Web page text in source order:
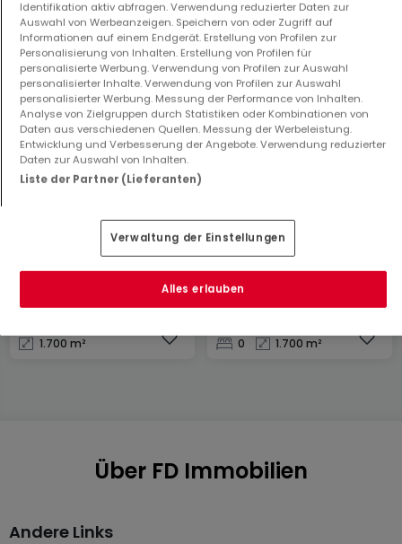
Haus
Traben-Trarbach
350.000 €
6 277 m²
Haus
Starkenburg
220.000 €
4 190,26 m²
Gewerbe
1.700 m²
Haus
Traben-Trarbach
0 1.700 m²
Über FD Immobilien
Andere Links
Identifikation aktiv abfragen. Verwendung reduzierter Daten zur
Auswahl von Werbeanzeigen. Speichern von oder Zugriff auf
Informationen auf einem Endgerät. Erstellung von Profilen zur
Personalisierung von Inhalten. Erstellung von Profilen für
personalisierte Werbung. Verwendung von Profilen zur Auswahl
personalisierter Inhalte. Verwendung von Profilen zur Auswahl
personalisierter Werbung. Messung der Performance von Inhalten.
Analyse von Zielgruppen durch Statistiken oder Kombinationen von
Daten aus verschiedenen Quellen. Messung der Werbeleistung.
Entwicklung und Verbesserung der Angebote. Verwendung reduzierter
Daten zur Auswahl von Inhalten.
Liste der Partner (Lieferanten)
Verwaltung der Einstellungen
Alles erlauben